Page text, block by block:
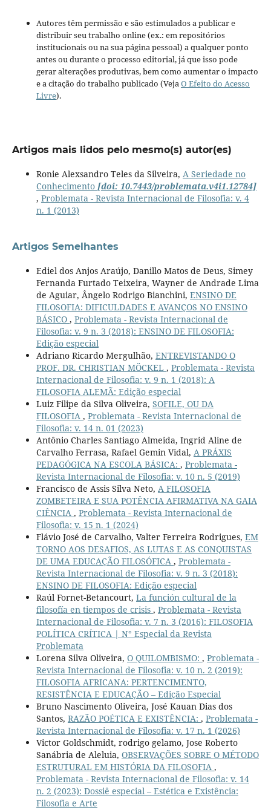
Autores têm permissão e são estimulados a publicar e
distribuir seu trabalho online (ex.: em repositórios
institucionais ou na sua página pessoal) a qualquer ponto
antes ou durante o processo editorial, já que isso pode
gerar alterações produtivas, bem como aumentar o impacto
e a citação do trabalho publicado (VejaO Efeito do Acesso
Livre).
Artigos mais lidos pelo mesmo(s) autor(es)
Ronie Alexsandro Teles da Silveira, A Seriedade no
Conhecimento [doi: 10.7443/problemata.v4i1.12784]
, Problemata - Revista Internacional de Filosofia: v. 4
n. 1 (2013)
Artigos Semelhantes
Ediel dos Anjos Araújo, Danillo Matos de Deus, Simey
Fernanda Furtado Teixeira, Wayner de Andrade Lima
de Aguiar, Ângelo Rodrigo Bianchini, ENSINO DE
FILOSOFIA: DIFICULDADES E AVANÇOS NO ENSINO
BÁSICO , Problemata - Revista Internacional de
Filosofia: v. 9 n. 3 (2018): ENSINO DE FILOSOFIA:
Edição especial
Adriano Ricardo Mergulhão, ENTREVISTANDO O
PROF. DR. CHRISTIAN MÖCKEL , Problemata - Revista
Internacional de Filosofia: v. 9 n. 1 (2018): A
FILOSOFIA ALEMÃ: Edição especial
Luiz Filipe da Silva Oliveira, SOFILE, OU DA
FILOSOFIA , Problemata - Revista Internacional de
Filosofia: v. 14 n. 01 (2023)
Antônio Charles Santiago Almeida, Ingrid Aline de
Carvalho Ferrasa, Rafael Gemin Vidal, A PRÁXIS
PEDAGÓGICA NA ESCOLA BÁSICA: , Problemata -
Revista Internacional de Filosofia: v. 10 n. 5 (2019)
Francisco de Assis Silva Neto, A FILOSOFIA
ZOMBETEIRA E SUA POTÊNCIA AFIRMATIVA NA GAIA
CIÊNCIA , Problemata - Revista Internacional de
Filosofia: v. 15 n. 1 (2024)
Flávio José de Carvalho, Valter Ferreira Rodrigues, EM
TORNO AOS DESAFIOS, AS LUTAS E AS CONQUISTAS
DE UMA EDUCAÇÃO FILOSÓFICA , Problemata -
Revista Internacional de Filosofia: v. 9 n. 3 (2018):
ENSINO DE FILOSOFIA: Edição especial
Raúl Fornet-Betancourt, La función cultural de la
filosofía en tiempos de crisis , Problemata - Revista
Internacional de Filosofia: v. 7 n. 3 (2016): FILOSOFIA
POLÍTICA CRÍTICA | N° Especial da Revista
Problemata
Lorena Silva Oliveira, O QUILOMBISMO: , Problemata -
Revista Internacional de Filosofia: v. 10 n. 2 (2019):
FILOSOFIA AFRICANA: PERTENCIMENTO,
RESISTÊNCIA E EDUCAÇÃO – Edição Especial
Bruno Nascimento Oliveira, José Kauan Dias dos
Santos, RAZÃO POÉTICA E EXISTÊNCIA: , Problemata -
Revista Internacional de Filosofia: v. 17 n. 1 (2026)
Victor Goldschmidt, rodrigo gelamo, Jose Roberto
Sanábria de Aleluia, OBSERVAÇÕES SOBRE O MÉTODO
ESTRUTURAL EM HISTÓRIA DA FILOSOFIA ,
Problemata - Revista Internacional de Filosofia: v. 14
n. 2 (2023): Dossiê especial – Estética e Existência:
Filosofia e Arte